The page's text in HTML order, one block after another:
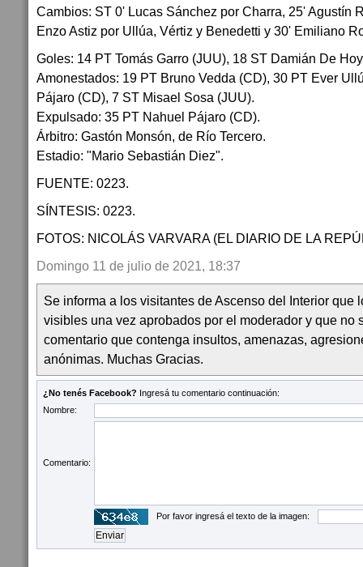
Cambios: ST 0' Lucas Sánchez por Charra, 25' Agustín
Enzo Astiz por Ullúa, Vértiz y Benedetti y 30' Emiliano
Goles: 14 PT Tomás Garro (JUU), 18 ST Damián De
Amonestados: 19 PT Bruno Vedda (CD), 30 PT Ever
Pájaro (CD), 7 ST Misael Sosa (JUU).
Expulsado: 35 PT Nahuel Pájaro (CD).
Árbitro: Gastón Monsón, de Río Tercero.
Estadio: "Mario Sebastián Diez".
FUENTE: 0223.
SÍNTESIS: 0223.
FOTOS: NICOLÁS VARVARA (EL DIARIO DE LA
Domingo 11 de julio de 2021, 18:37
Se informa a los visitantes de Ascenso del Interior que
visibles una vez aprobados por el moderador y que no
comentario que contenga insultos, amenazas,
anónimas. Muchas Gracias.
¿No tenés Facebook? Ingresá tu comentario continuación:
Nombre:
Comentario:
Por favor ingresá el texto de la imagen: